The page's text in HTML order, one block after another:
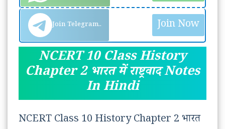
Join Telegram.. Join Now
NCERT 10 Class History
Chapter 2 भारत में राष्ट्रवाद Notes
In Hindi
NCERT Class 10 History Chapter 2 भारत